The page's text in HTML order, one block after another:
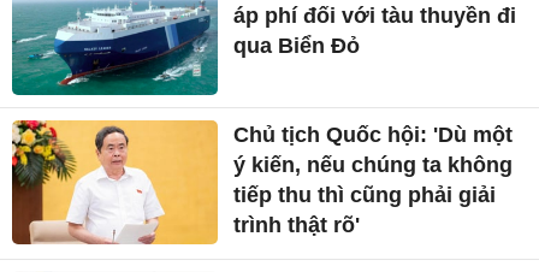
áp phí đối với tàu thuyền đi
qua Biển Đỏ
Chủ tịch Quốc hội: 'Dù một
ý kiến, nếu chúng ta không
tiếp thu thì cũng phải giải
trình thật rõ'